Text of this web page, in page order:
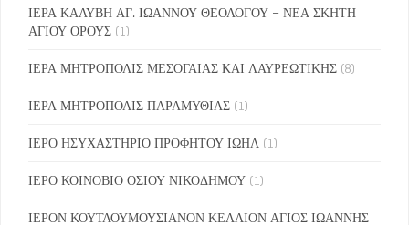
ΙΕΡΑ ΚΑΛΥΒΗ ΑΓ. ΙΩΑΝΝΟΥ ΘΕΟΛΟΓΟΥ – ΝΕΑ ΣΚΗΤΗ
ΑΓΙΟΥ ΟΡΟΥΣ (1)
ΙΕΡΑ ΜΗΤΡΟΠΟΛΙΣ ΜΕΣΟΓΑΙΑΣ ΚΑΙ ΛΑΥΡΕΩΤΙΚΗΣ (8)
ΙΕΡΑ ΜΗΤΡΟΠΟΛΙΣ ΠΑΡΑΜΥΘΙΑΣ (1)
ΙΕΡΟ ΗΣΥΧΑΣΤΗΡΙΟ ΠΡΟΦΗΤΟΥ ΙΩΗΛ (1)
ΙΕΡΟ ΚΟΙΝΟΒΙΟ ΟΣΙΟΥ ΝΙΚΟΔΗΜΟΥ (1)
ΙΕΡΟΝ ΚΟΥΤΛΟΥΜΟΥΣΙΑΝΟΝ ΚΕΛΛΙΟΝ ΑΓΙΟΣ ΙΩΑΝΝΗΣ